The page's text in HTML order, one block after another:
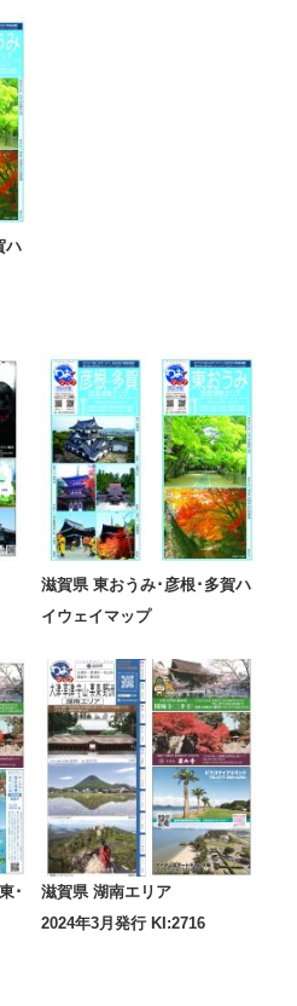
ハ
滋賀県 東おうみ･彦根･多賀ハ
イウェイマップ
･
滋賀県 湖南エリア
2024年3月発行 KI:2716